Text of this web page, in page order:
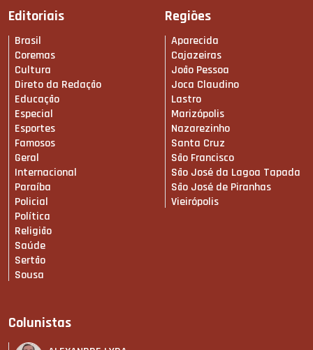
Editoriais
Brasil
Coremas
Cultura
Direto da Redação
Educação
Especial
Esportes
Famosos
Geral
Internacional
Paraíba
Policial
Política
Religião
Saúde
Sertão
Sousa
Regiões
Aparecida
Cajazeiras
João Pessoa
Joca Claudino
Lastro
Marizópolis
Nazarezinho
Santa Cruz
São Francisco
São José da Lagoa Tapada
São José de Piranhas
Vieirópolis
Colunistas